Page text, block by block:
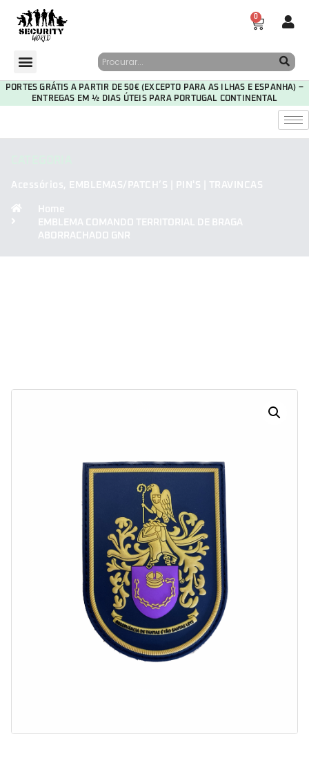
0
PORTES GRÁTIS A PARTIR DE 50€ (EXCEPTO PARA AS ILHAS E ESPANHA) –
ENTREGAS EM ½ DIAS ÚTEIS PARA PORTUGAL CONTINENTAL
Acessórios, EMBLEMAS/PATCH’S | PIN'S | TRAVINCAS
Home
EMBLEMA COMANDO TERRITORIAL DE BRAGA
ABORRACHADO GNR